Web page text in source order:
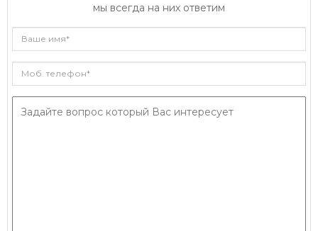
мы всегда на них ответим